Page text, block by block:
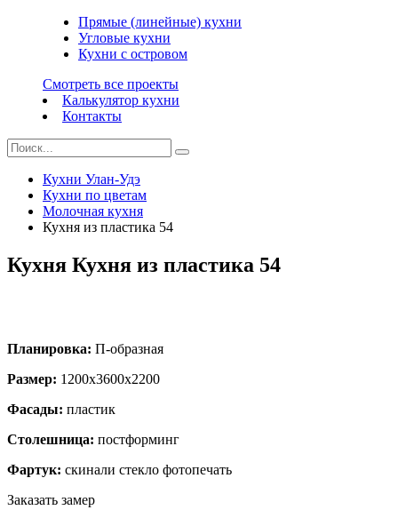
Прямые (линейные) кухни
Угловые кухни
Кухни с островом
Смотреть все проекты
Калькулятор кухни
Контакты
Кухни Улан-Удэ
Кухни по цветам
Молочная кухня
Кухня из пластика 54
Кухня Кухня из пластика 54
Планировка: П-образная
Размер: 1200х3600х2200
Фасады: пластик
Столешница: постформинг
Фартук: скинали стекло фотопечать
Заказать замер